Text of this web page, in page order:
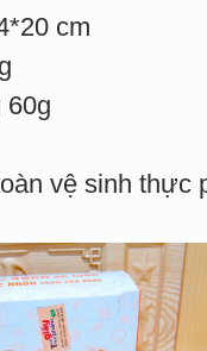
cm
60g
vệ sinh thực